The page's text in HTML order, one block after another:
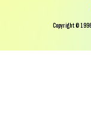
Copyright ©